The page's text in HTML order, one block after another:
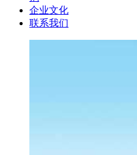
企业文化
联系我们